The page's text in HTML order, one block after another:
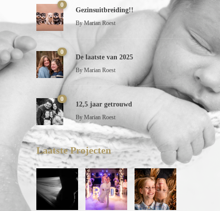
0
Gezinsuitbreiding!!
ByMarian Roest
0
De laatste van 2025
By Marian Roest
0
12,5 jaar getrouwd
By Marian Roest
Laatste Projecten